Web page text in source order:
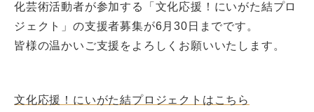
化芸術活動者が参加する「文化応援！にいがた結プロ
ジェクト」の支援者募集が6月30日までです。
皆様の温かいご支援をよろしくお願いいたします。
文化応援！にいがた結プロジェクトはこちら